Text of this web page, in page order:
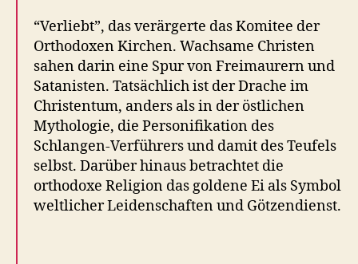
“Verliebt”, das verärgerte das Komitee der
Orthodoxen Kirchen. Wachsame Christen
sahen darin eine Spur von Freimaurern und
Satanisten. Tatsächlich ist der Drache im
Christentum, anders als in der östlichen
Mythologie, die Personifikation des
Schlangen-Verführers und damit des Teufels
selbst. Darüber hinaus betrachtet die
orthodoxe Religion das goldene Ei als Symbol
weltlicher Leidenschaften und Götzendienst.